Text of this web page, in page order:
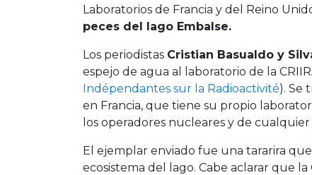
Laboratorios de Francia y del Reino
peces del lago Embalse.
Los periodistas Cristian Basualdo y
espejo de agua al laboratorio de la
Indépendantes sur la Radioactivité). Se
en Francia, que tiene su propio
los operadores nucleares y de
El ejemplar enviado fue una tararira
ecosistema del lago. Cabe aclarar que